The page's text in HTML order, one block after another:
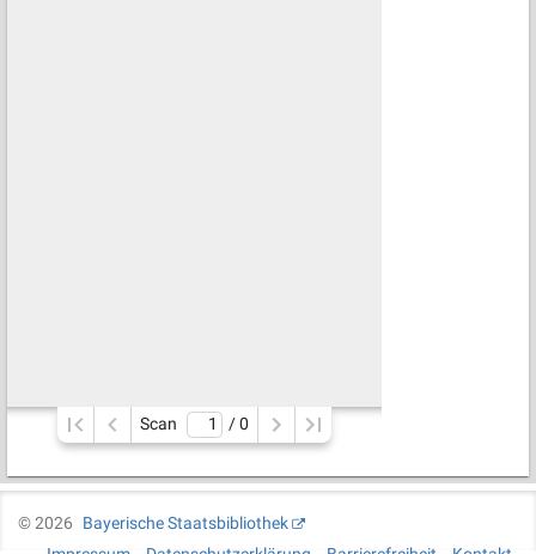
Scan / 0
©2026
Bayerische Staatsbibliothek